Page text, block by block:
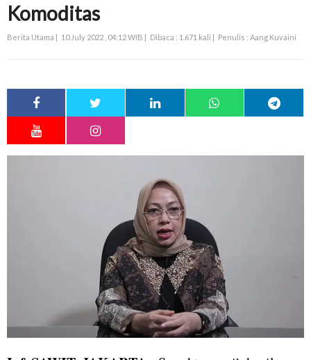
Komoditas
Berita Utama | 10 July 2022 , 04:12 WIB | Dibaca : 1.671 kali | Penulis : Aang Kuvaini